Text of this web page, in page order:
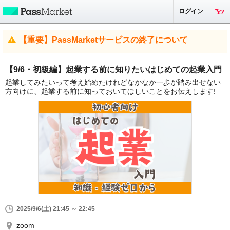
ログイン
【重要】PassMarketサービスの終了について
【9/6・初級編】起業する前に知りたいはじめての起業入門
起業してみたいって考え始めたけれどなかなか一歩が踏み出せない
方向けに、起業する前に知っておいてほしいことをお伝えします!
2025/9/6(土) 21:45 ～ 22:45
zoom